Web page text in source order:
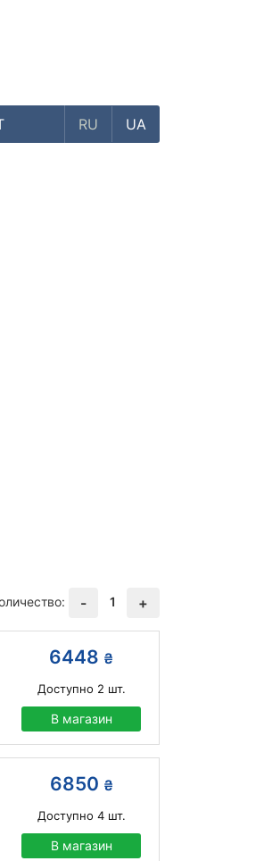
RU UA
- 1 +
6448 ₴
Доступно 2 шт.
В магазин
6850 ₴
Доступно 4шт.
В магазин